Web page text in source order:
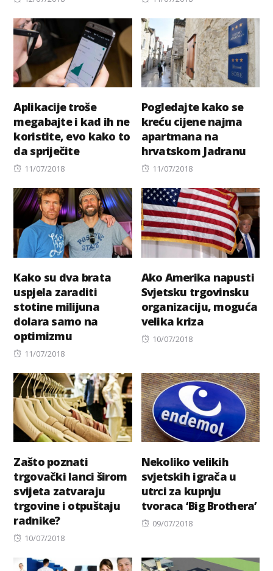
Aplikacije troše
megabajte i kad ih ne
koristite, evo kako to
da spriječite
Posted
11/07/2018
Pogledajte kako se
kreću cijene najma
apartmana na
hrvatskom Jadranu
Posted
11/07/2018
Kako su dva brata
uspjela zaraditi
stotine milijuna
dolara samo na
optimizmu
Posted
11/07/2018
Ako Amerika napusti
Svjetsku trgovinsku
organizaciju, moguća
velika kriza
Posted
10/07/2018
Zašto poznati
trgovački lanci širom
svijeta zatvaraju
trgovine i otpuštaju
radnike?
Posted
10/07/2018
Nekoliko velikih
svjetskih igrača u
utrci za kupnju
tvoraca ‘Big Brothera’
Posted
09/07/2018